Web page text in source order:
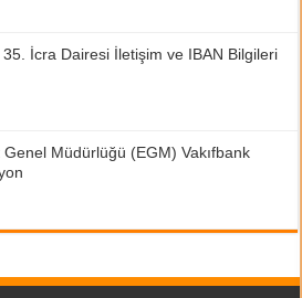
İcra Dairesi İletişim ve IBAN Bilgileri
Genel Müdürlüğü (EGM) Vakıfbank